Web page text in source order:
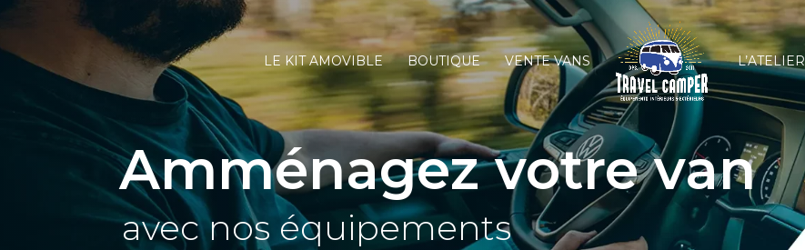
LE KIT AMOVIBLE BOUTIQUE VENTE VANS L’ATELIER
Amménagez votre van
avec nos équipements